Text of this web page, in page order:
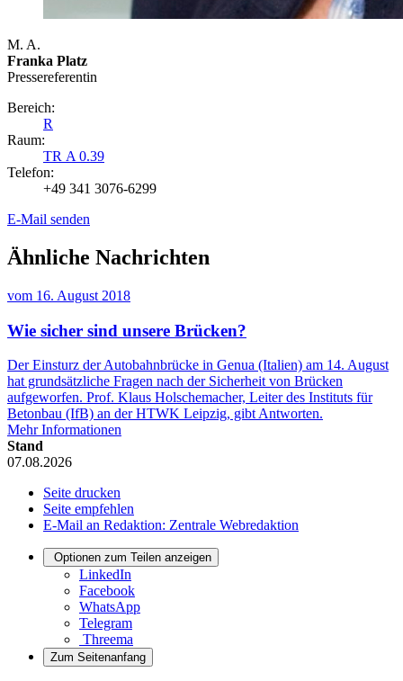
M. A.
Franka Platz
Presse­referentin
Bereich:
R
Raum:
TR A 0.39
Telefon:
+49 341 3076-6299
E-Mail senden
Ähnliche Nachrichten
vom 16. August 2018
Wie sicher sind unsere Brücken?
Der Einsturz der Autobahnbrücke in Genua (Italien) am 14. August
hat grundsätzliche Fragen nach der Sicherheit von Brücken
aufgeworfen. Prof. Klaus Holschemacher, Leiter des Instituts für
Betonbau (IfB) an der HTWK Leipzig, gibt Antworten.
Mehr Informationen
Stand
07.08.2026
Seite drucken
Seite empfehlen
E-Mail an Redaktion: Zentrale Webredaktion
Optionen zum Teilen anzeigen
LinkedIn
Facebook
WhatsApp
Telegram
Threema
Zum Seitenanfang